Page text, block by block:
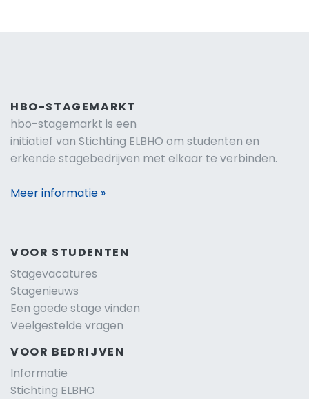
HBO-STAGEMARKT
hbo-stagemarkt is een
initiatief van Stichting ELBHO om studenten en
erkende stagebedrijven met elkaar te verbinden.
Meer informatie »
VOOR STUDENTEN
Stagevacatures
Stagenieuws
Een goede stage vinden
Veelgestelde vragen
VOOR BEDRIJVEN
Informatie
Stichting ELBHO